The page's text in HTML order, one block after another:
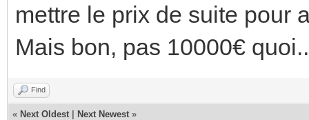
mettre le prix de suite pour
Mais bon, pas 10000€
Find
« Next Oldest Next Newest »